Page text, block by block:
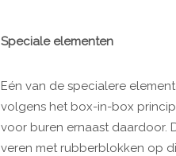
Speciale elementen
Eén van de specialere
volgens het box-in-box
voor buren ernaast daardoor.
veren met rubberblokken op